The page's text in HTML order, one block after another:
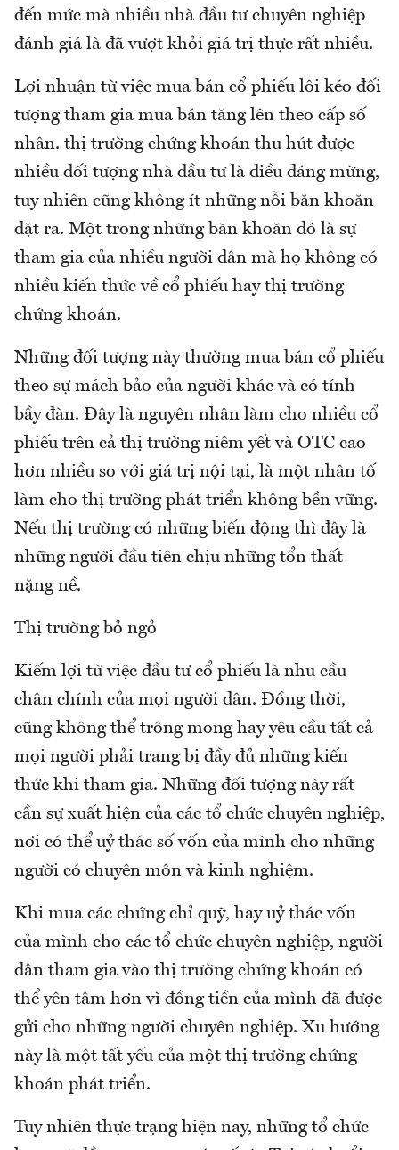
đến mức mà nhiều nhà đầu tư chuyên nghiệp
đánh giá là đã vượt khỏi giá trị thực rất nhiều.
Lợi nhuận từ việc mua bán cổ phiếu lôi kéo đối
tượng tham gia mua bán tăng lên theo cấp số
nhân. thị trường chứng khoán thu hút được
nhiều đối tượng nhà đầu tư là điều đáng mừng,
tuy nhiên cũng không ít những nỗi băn khoăn
đặt ra. Một trong những băn khoăn đó là sự
tham gia của nhiều người dân mà họ không có
nhiều kiến thức về cổ phiếu hay thị trường
chứng khoán.
Những đối tượng này thường mua bán cổ phiếu
theo sự mách bảo của người khác và có tính
bầy đàn. Đây là nguyên nhân làm cho nhiều cổ
phiếu trên cả thị trường niêm yết và OTC cao
hơn nhiều so với giá trị nội tại, là một nhân tố
làm cho thị trường phát triển không bền vững.
Nếu thị trường có những biến động thì đây là
những người đầu tiên chịu những tổn thất
nặng nề.
Thị trường bỏ ngỏ
Kiếm lợi từ việc đầu tư cổ phiếu là nhu cầu
chân chính của mọi người dân. Đồng thời,
cũng không thể trông mong hay yêu cầu tất cả
mọi người phải trang bị đầy đủ những kiến
thức khi tham gia. Những đối tượng này rất
cần sự xuất hiện của các tổ chức chuyên nghiệp,
nơi có thể uỷ thác số vốn của mình cho những
người có chuyên môn và kinh nghiệm.
Khi mua các chứng chỉ quỹ, hay uỷ thác vốn
của mình cho các tổ chức chuyên nghiệp, người
dân tham gia vào thị trường chứng khoán có
thể yên tâm hơn vì đồng tiền của mình đã được
gửi cho những người chuyên nghiệp. Xu hướng
này là một tất yếu của một thị trường chứng
khoán phát triển.
Tuy nhiên thực trạng hiện nay, những tổ chức